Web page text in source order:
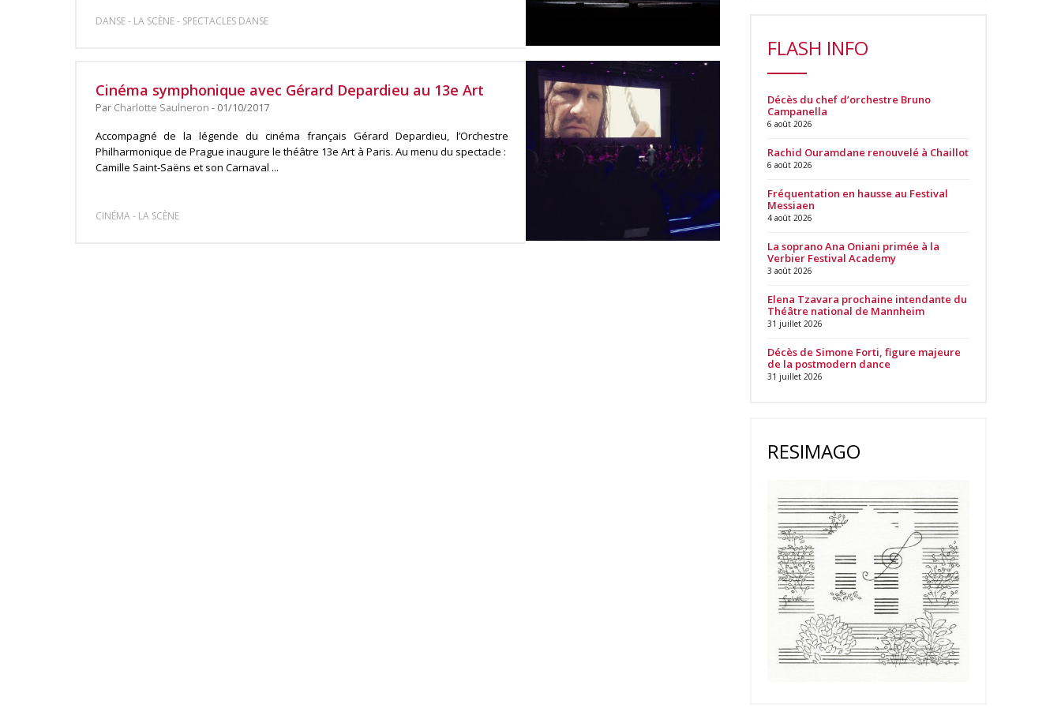
DANSE- LA SCÈNE- SPECTACLES DANSE
Cinéma symphonique avec Gérard Depardieu au 13e Art
Par Charlotte Saulneron - 01/10/2017
Accompagné de la légende du cinéma français Gérard Depardieu, l’Orchestre
Philharmonique de Prague inaugure le théâtre 13e Art à Paris. Au menu du spectacle :
Camille Saint-Saëns et son Carnaval ...
CINÉMA- LA SCÈNE
FLASH INFO
Décès du chef d’orchestre Bruno
Campanella
6 août 2026
Rachid Ouramdane renouvelé à Chaillot
6 août 2026
Fréquentation en hausse au Festival
Messiaen
4 août 2026
La soprano Ana Oniani primée à la
Verbier Festival Academy
3 août 2026
Elena Tzavara prochaine intendante du
Théâtre national de Mannheim
31 juillet 2026
Décès de Simone Forti, figure majeure
de la postmodern dance
31 juillet 2026
RESIMAGO